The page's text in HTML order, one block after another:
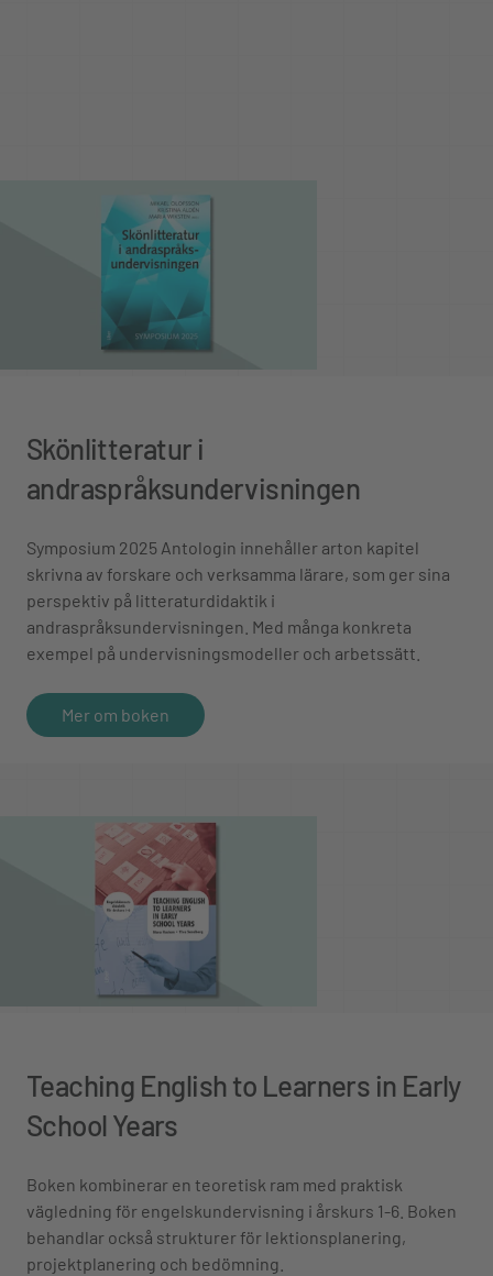
Skönlitteratur i
andraspråksundervisningen
Symposium 2025 Antologin innehåller arton kapitel
skrivna av forskare och verksamma lärare, som ger sina
perspektiv på litteraturdidaktik i
andraspråksundervisningen. Med många konkreta
exempel på undervisningsmodeller och arbetssätt.
Mer om boken
Teaching English to Learners in Early
School Years
Boken kombinerar en teoretisk ram med praktisk
vägledning för engelskundervisning i årskurs 1-6. Boken
behandlar också strukturer för lektionsplanering,
projektplanering och bedömning.